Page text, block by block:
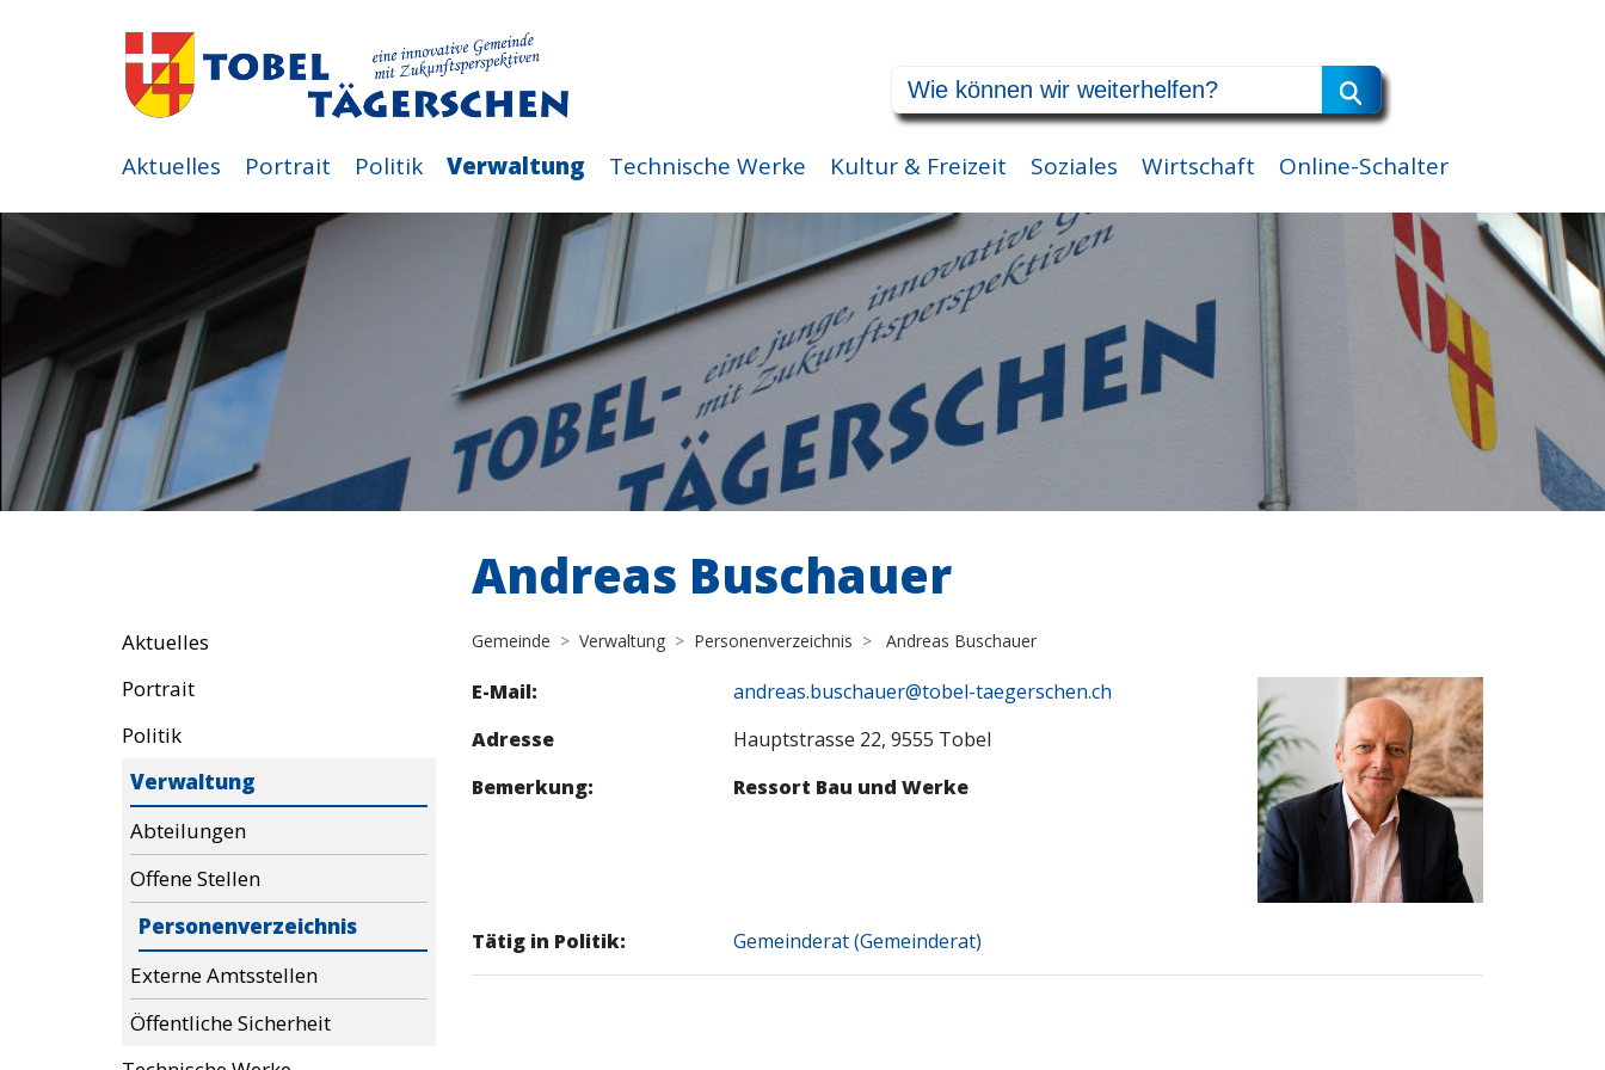
Aktuelles Portrait Politik Verwaltung Technische Werke Kultur & Freizeit Soziales Wirtschaft Online-Schalter
Aktuelles
Portrait
Politik
Verwaltung
Abteilungen
Offene Stellen
Personenverzeichnis
Externe Amtsstellen
Öffentliche Sicherheit
Andreas Buschauer
Gemeinde Verwaltung Personenverzeichnis Andreas Buschauer
E-Mail:
andreas.buschauer@tobel-taegerschen.ch
Adresse
Hauptstrasse 22, 9555 Tobel
Bemerkung:
Ressort Bau und Werke
Tätig in Politik: Gemeinderat (Gemeinderat)